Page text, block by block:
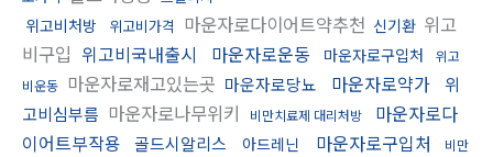
위고비처방 위고비가격 마운자로다이어트약추천 신기환 위고
비구입 위고비국내출시 마운자로운동 마운자로구입처
위고
비운동 마운자로재고있는곳 마운자로당뇨 마운자로약가
위
고비심부름 마운자로나무위키 비만치료제 대리처방
마운자로다
이어트부작용
골드시알리스 아드레닌 마운자로구입처
비만